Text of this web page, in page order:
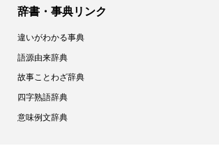
辞書・事典リンク
違いがわかる事典
語源由来辞典
故事ことわざ辞典
四字熟語辞典
意味例文辞典